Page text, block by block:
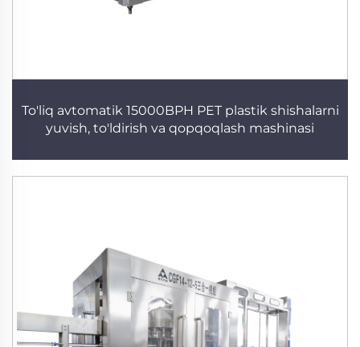
To'liq avtomatik 15000BPH PET plastik shishalarni
yuvish, to'ldirish va qopqoqlash mashinasi